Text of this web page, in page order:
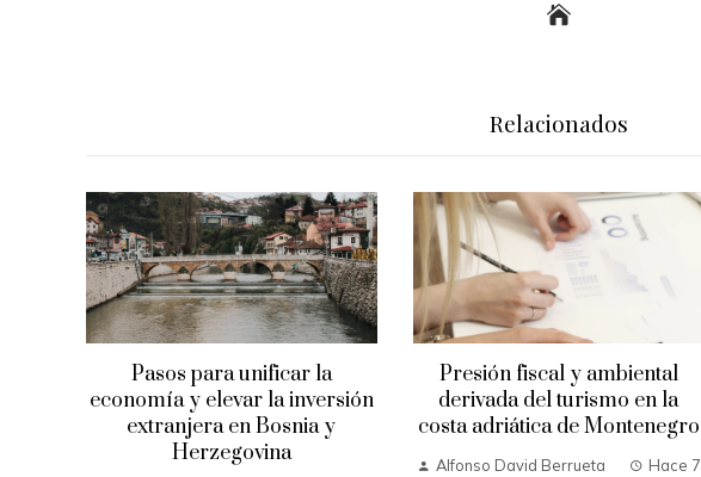
Relacionados
Pasos para unificar la
economía y elevar la inversión
extranjera en Bosnia y
Herzegovina
Presión fiscal y ambiental
derivada del turismo en la
costa adriática de Montenegro
Alfonso David Berrueta
Hace 7